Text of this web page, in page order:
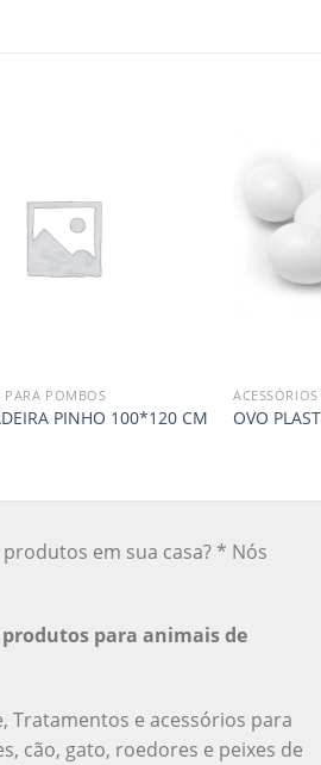
PARA POMBOS
PINHO 100*120 CM OVO
em sua casa? * Nós
produtos para animais de
Tratamentos e acessórios para
cão, gato, roedores e peixes de